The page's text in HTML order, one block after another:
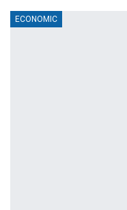
ECONOMIC